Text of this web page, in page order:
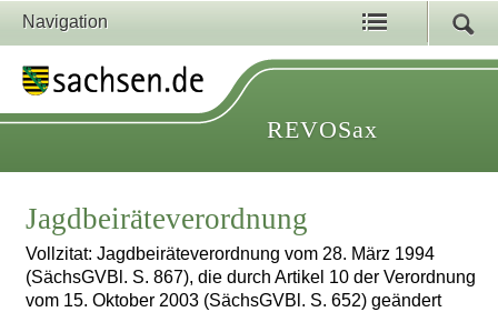
Navigation
REVOSax
Jagdbeiräteverordnung
Vollzitat: Jagdbeiräteverordnung vom 28. März 1994
(SächsGVBl. S. 867), die durch Artikel 10 der Verordnung
vom 15. Oktober 2003 (SächsGVBl. S. 652) geändert